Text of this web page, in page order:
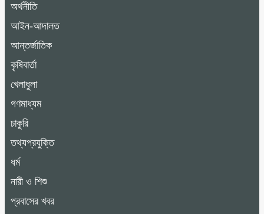
অর্থনীতি
আইন-আদালত
আন্তর্জাতিক
কৃষিবার্তা
খেলাধুলা
গণমাধ্যম
চাকুরি
তথ্যপ্রযুক্তি
ধর্ম
নারী ও শিশু
প্রবাসের খবর